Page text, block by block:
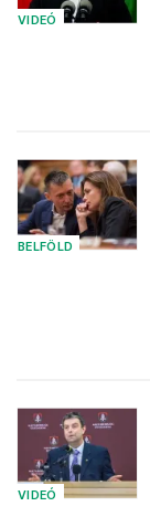
VIDEÓ
BELFÖLD
VIDEÓ